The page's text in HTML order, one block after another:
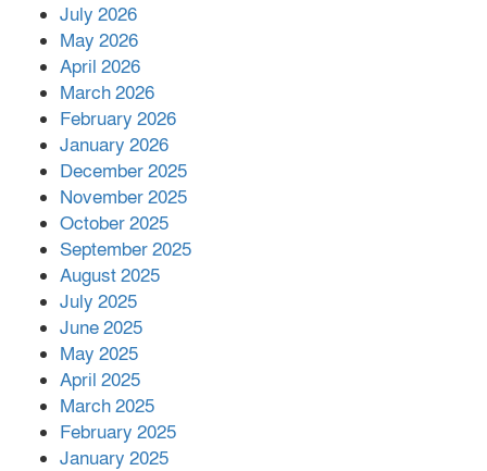
পর ফোন তারেক রহমানের,গ্যাস সঙ্কট
July 2026
May 2026
April 2026
March 2026
February 2026
January 2026
December 2025
November 2025
October 2025
September 2025
August 2025
July 2025
June 2025
May 2025
April 2025
March 2025
February 2025
January 2025